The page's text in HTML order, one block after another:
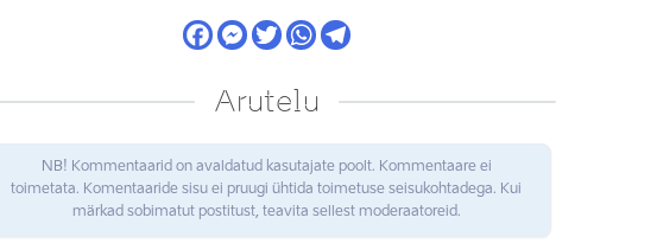
Arutelu
NB! Kommentaarid on avaldatud kasutajate poolt. Kommentaare ei
toimetata. Komentaaride sisu ei pruugi ühtida toimetuse seisukohtadega. Kui
märkad sobimatut postitust, teavita sellest moderaatoreid.